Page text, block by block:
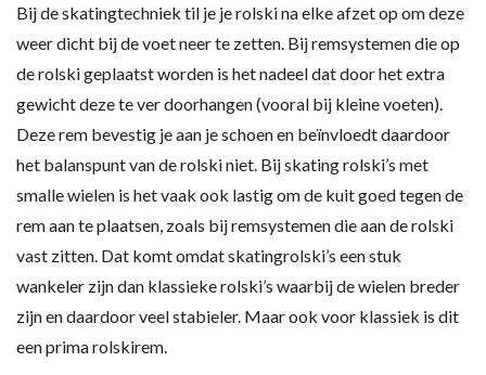
Bij de skatingtechniek til je je rolski na elke afzet op om deze
weer dicht bij de voet neer te zetten. Bij remsystemen die op
de rolski geplaatst worden is het nadeel dat door het extra
gewicht deze te ver doorhangen (vooral bij kleine voeten).
Deze rem bevestig je aan je schoen en beïnvloedt daardoor
het balanspunt van de rolski niet. Bij skating rolski’s met
smalle wielen is het vaak ook lastig om de kuit goed tegen de
rem aan te plaatsen, zoals bij remsystemen die aan de rolski
vast zitten. Dat komt omdat skatingrolski’s een stuk
wankeler zijn dan klassieke rolski’s waarbij de wielen breder
zijn en daardoor veel stabieler. Maar ook voor klassiek is dit
een prima rolskirem.